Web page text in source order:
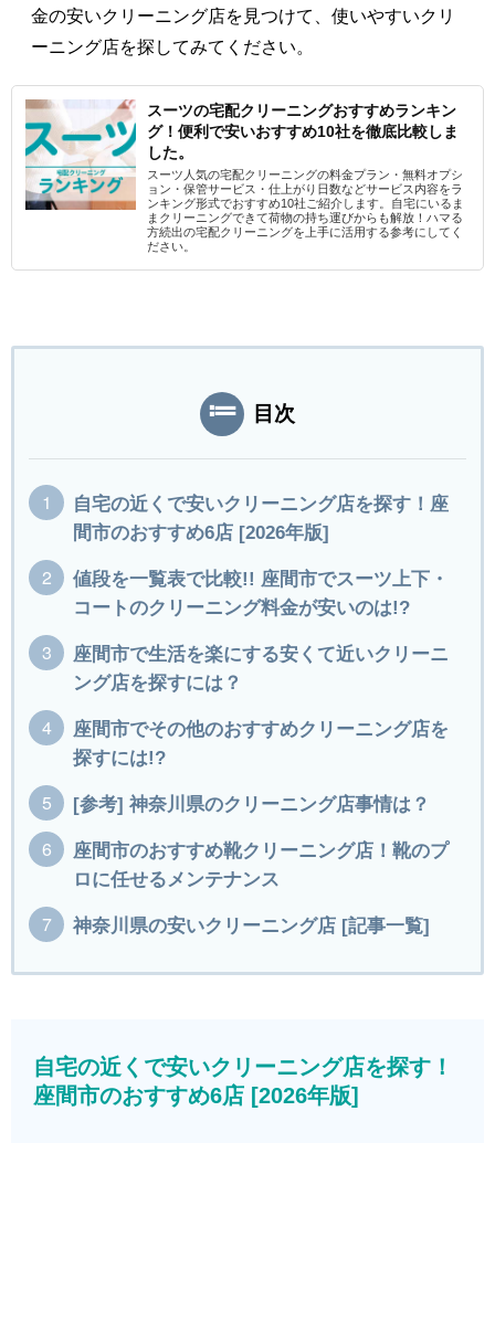
金の安いクリーニング店を見つけて、使いやすいクリ
ーニング店を探してみてください。
スーツの宅配クリーニングおすすめランキン
グ！便利で安いおすすめ10社を徹底比較しま
した。
スーツ人気の宅配クリーニングの料金プラン・無料オプシ
ョン・保管サービス・仕上がり日数などサービス内容をラ
ンキング形式でおすすめ10社ご紹介します。自宅にいるま
まクリーニングできて荷物の持ち運びからも解放！ハマる
方続出の宅配クリーニングを上手に活用する参考にしてく
ださい。
目次
自宅の近くで安いクリーニング店を探す！座
間市のおすすめ6店 [2026年版]
値段を一覧表で比較!! 座間市でスーツ上下・
コートのクリーニング料金が安いのは!?
座間市で生活を楽にする安くて近いクリーニ
ング店を探すには？
座間市でその他のおすすめクリーニング店を
探すには!?
[参考] 神奈川県のクリーニング店事情は？
座間市のおすすめ靴クリーニング店！靴のプ
ロに任せるメンテナンス
神奈川県の安いクリーニング店 [記事一覧]
自宅の近くで安いクリーニング店を探す！
座間市のおすすめ6店 [2026年版]